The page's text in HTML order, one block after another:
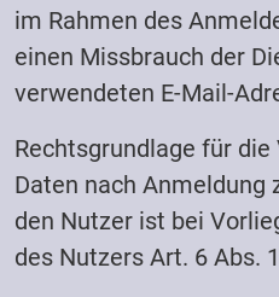
im Rahmen des
einen Missbrauch der
verwendeten E-Mail-
Rechtsgrundlage für
Daten nach Anmeldung
den Nutzer ist bei
des Nutzers Art. 6 Abs.